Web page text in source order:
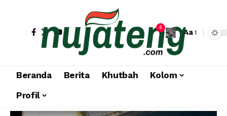
4
Aa
Beranda Berita Khutbah
Kolom
Profil